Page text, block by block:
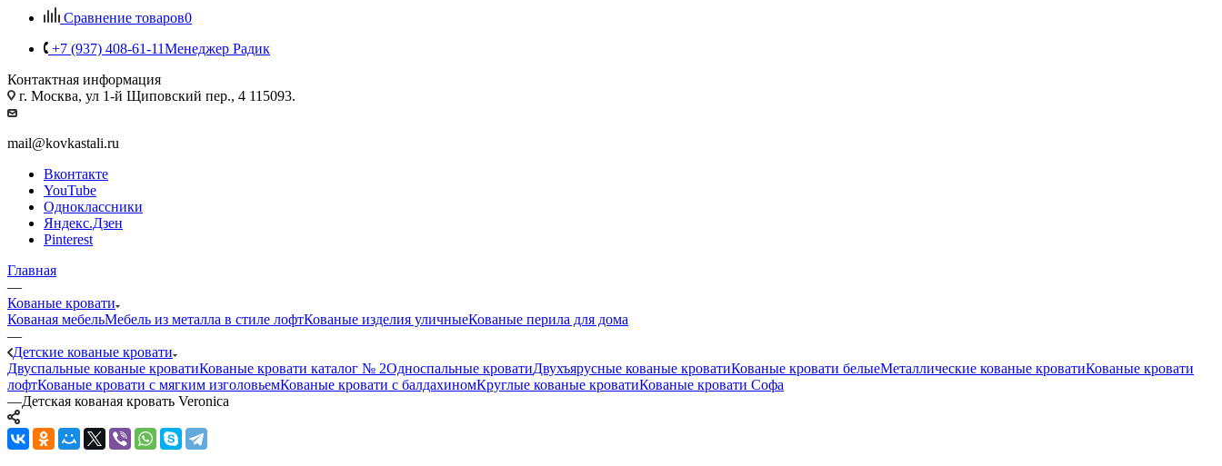
Сравнение товаров0
+7 (937) 408-61-11Менеджер Радик
Контактная информация
г. Москва, ул 1-й Щиповский пер., 4 115093.
mail@kovkastali.ru
Вконтакте
YouTube
Одноклассники
Яндекс.Дзен
Pinterest
Главная
—
Кованые кровати
Кованая мебельМебель из металла в стиле лофтКованые изделия уличныеКованые перила для дома
—
Детские кованые кровати
Двуспальные кованые кроватиКованые кровати каталог № 2Односпальные кроватиДвухъярусные кованые кроватиКованые кровати белыеМеталлические кованые кроватиКованые кровати
лофтКованые кровати с мягким изголовьемКованые кровати с балдахиномКруглые кованые кроватиКованые кровати Софа
—Детская кованая кровать Veronica